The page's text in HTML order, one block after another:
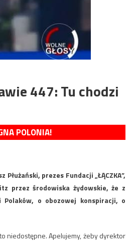
447: Tu chodzi
POLONIA!
prezes Fundacji „ŁĄCZKA”,
przez środowiska żydowskie, że z
o obozowej konspiracji, o
niedostępne. Apelujemy, żeby dyrektor